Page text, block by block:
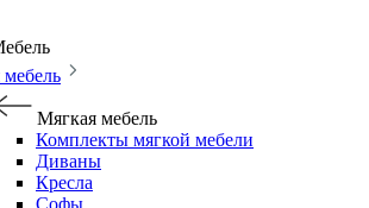
Мягкая мебель
Комплекты мягкой мебели
Диваны
Кресла
Софы